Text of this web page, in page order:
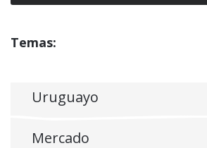
Temas:
Uruguayo
Mercado